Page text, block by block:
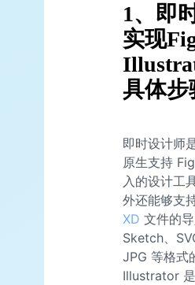
1、即
实现
具体步
即时设计师
原生支持
入的设计工
外还能够支
XD 文件的导
Sketch、
JPG 等格式
Illustrator